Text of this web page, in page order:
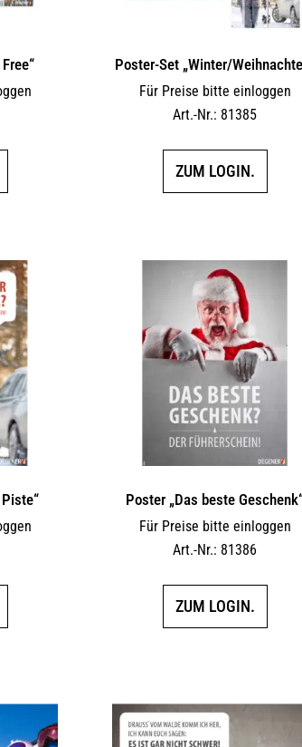
Poster-Set „Winter/
Für Preise bitte einloggen
Art.-Nr.: 81385
ZUM LOGIN.
Poster „Das beste
Für Preise bitte einloggen
Art.-Nr.: 81386
ZUM LOGIN.